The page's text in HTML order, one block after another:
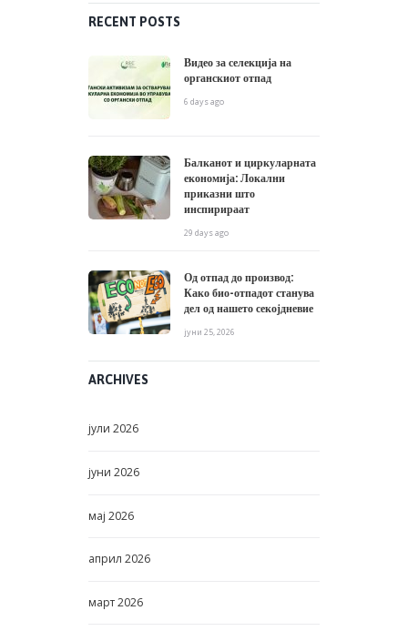
RECENT POSTS
Видео за селекција на
органскиот отпад
6 days ago
Балканот и циркуларната
економија: Локални
приказни што
инспирираат
29 days ago
Од отпад до производ:
Како био-отпадот станува
дел од нашето секојдневие
јуни 25, 2026
ARCHIVES
јули 2026
јуни 2026
мај 2026
април 2026
март2026